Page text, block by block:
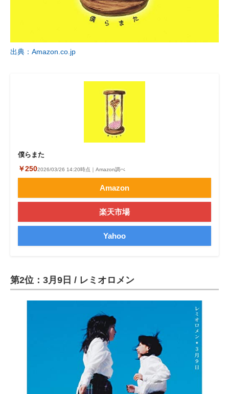
出典：Amazon.co.jp
僕らまた
￥2502026/03/26 14:20時点｜Amazon調べ
Amazon
楽天市場
Yahoo
第2位：3月9日 / レミオロメン